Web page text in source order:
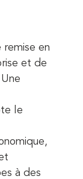
remise en
et de
le
à des